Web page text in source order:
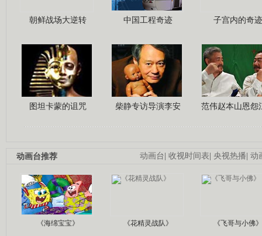
朝鲜战场大逆转 中国工程奇迹 子宫内的奇迹
图坦卡蒙的诅咒 柴静专访导演李安 范伟赵本山恩怨
动画台| 收视时间表| 央视热播| 动
动画台推荐
《海绵宝宝》 《花精灵战队》 《飞哥与小佛》